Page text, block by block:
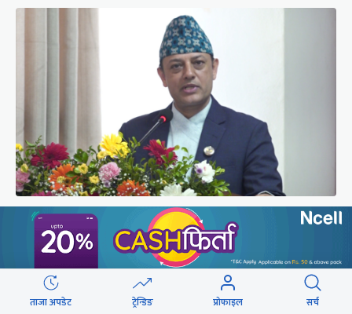
‘संसद्‍मा कालो चस्मा खोल्नू, बैठक चल्दा सेयर कारोबार
नगर्नू’
ताजा अपडेट ट्रेन्डिङ प्रोफाइल सर्च